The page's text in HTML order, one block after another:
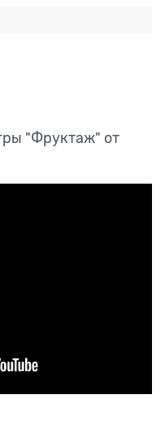
"Фруктаж" от